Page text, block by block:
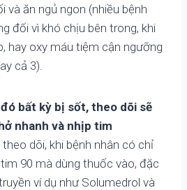
và ăn ngủ ngon (nhiều bệnh
đối vì khó chịu bên trong, khi
hay oxy máu tiệm cận ngưỡng
cả 3).
bất kỳ bị sốt, theo dõi sẽ
nhanh và nhịp tim
theo dõi, khi bệnh nhân có chỉ
90 mà dùng thuốc vào, đặc
ví dụ như Solumedrol và